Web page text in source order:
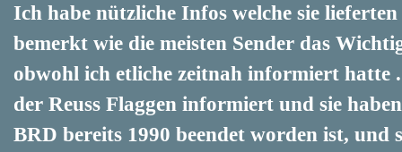
Ich habe nützliche Infos welche sie
bemerkt wie die meisten Sender das
obwohl ich etliche zeitnah informiert hatte
der Reuss Flaggen informiert und sie
BRD bereits 1990 beendet worden ist,